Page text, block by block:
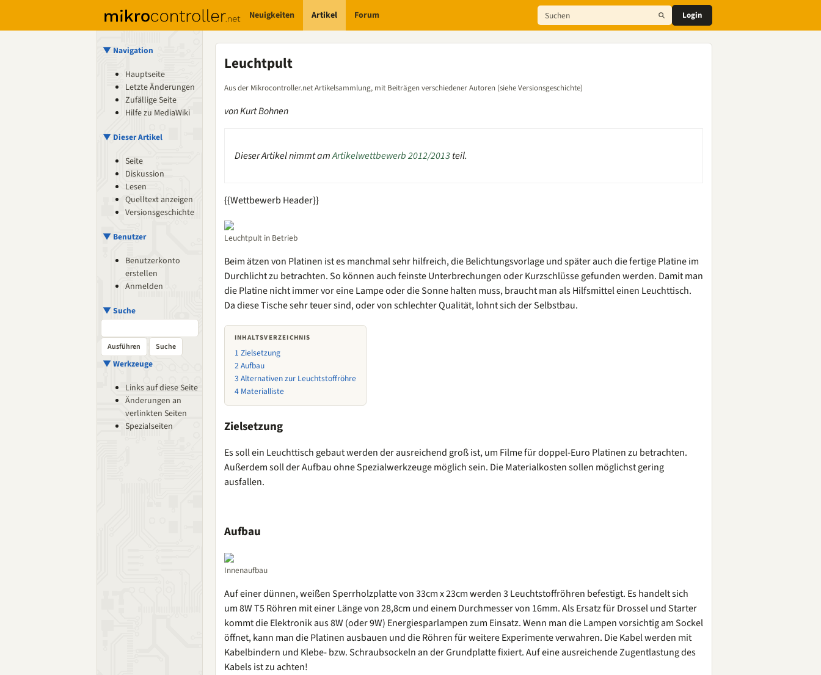
Neuigkeiten Artikel Forum Login
▼ Navigation
Hauptseite
Letzte Änderungen
Zufällige Seite
Hilfe zu MediaWiki
▼ Dieser Artikel
Seite
Diskussion
Lesen
Quelltext anzeigen
Versionsgeschichte
▼ Benutzer
Benutzerkonto
erstellen
Anmelden
▼ Suche
▼ Werkzeuge
Links auf diese Seite
Änderungen an
verlinkten Seiten
Spezialseiten
Leuchtpult
Aus der Mikrocontroller.net Artikelsammlung, mit Beiträgen verschiedener Autoren (siehe Versionsgeschichte)
von Kurt Bohnen
Dieser Artikel nimmt amArtikelwettbewerb 2012/2013teil.
{{Wettbewerb Header}}
Leuchtpult in Betrieb
Beim ätzen von Platinen ist es manchmal sehr hilfreich, die Belichtungsvorlage und später auch die fertige Platine im
Durchlicht zu betrachten. So können auch feinste Unterbrechungen oder Kurzschlüsse gefunden werden. Damit man
die Platine nicht immer vor eine Lampe oder die Sonne halten muss, braucht man als Hilfsmittel einen Leuchttisch.
Da diese Tische sehr teuer sind, oder von schlechter Qualität, lohnt sich der Selbstbau.
INHALTSVERZEICHNIS
1 Zielsetzung
2 Aufbau
3 Alternativen zur Leuchtstoffröhre
4 Materialliste
Zielsetzung
Es soll ein Leuchttisch gebaut werden der ausreichend groß ist, um Filme für doppel-Euro Platinen zu betrachten.
Außerdem soll der Aufbau ohne Spezialwerkzeuge möglich sein. Die Materialkosten sollen möglichst gering
ausfallen.
Aufbau
Innenaufbau
Auf einer dünnen, weißen Sperrholzplatte von 33cm x 23cm werden 3 Leuchtstoffröhren befestigt. Es handelt sich
um 8W T5 Röhren mit einer Länge von 28,8cm und einem Durchmesser von 16mm. Als Ersatz für Drossel und Starter
kommt die Elektronik aus 8W (oder 9W) Energiesparlampen zum Einsatz. Wenn man die Lampen vorsichtig am Sockel
öffnet, kann man die Platinen ausbauen und die Röhren für weitere Experimente verwahren. Die Kabel werden mit
Kabelbindern und Klebe- bzw. Schraubsockeln an der Grundplatte fixiert. Auf eine ausreichende Zugentlastung des
Kabels ist zu achten!